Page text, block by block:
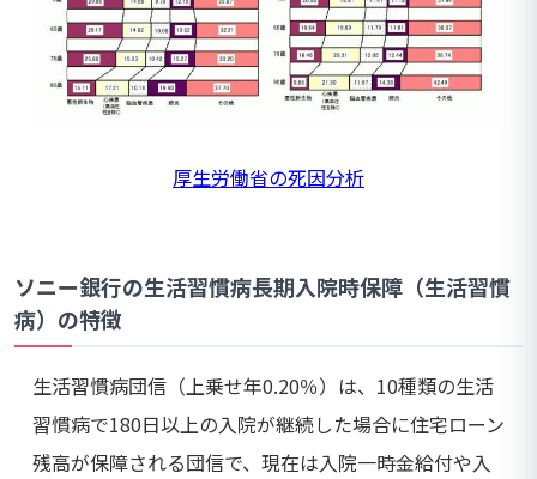
厚生労働省の死因分析
ソニー銀行の生活習慣病長期入院時保障（生活習慣
病）の特徴
生活習慣病団信（上乗せ年0.20％）は、10種類の生活
習慣病で180日以上の入院が継続した場合に住宅ローン
残高が保障される団信で、現在は入院一時金給付や入